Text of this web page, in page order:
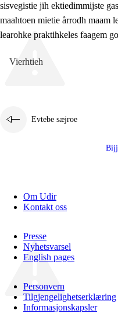
sisvegistie jïh ektiedimmijste
maahtoen mietie årrodh maam
learohke praktihkeles faagem
Vierhtieh
Evtebe sæjroe
Om Udir
Kontakt oss
Presse
Nyhetsvarsel
English pages
Personvern
Tilgjengelighetserklæring
Informasjonskapsler